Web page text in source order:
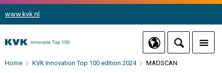
www.kvk.nl
Home KVK Innovation Top 100 edition 2024 MADSCAN